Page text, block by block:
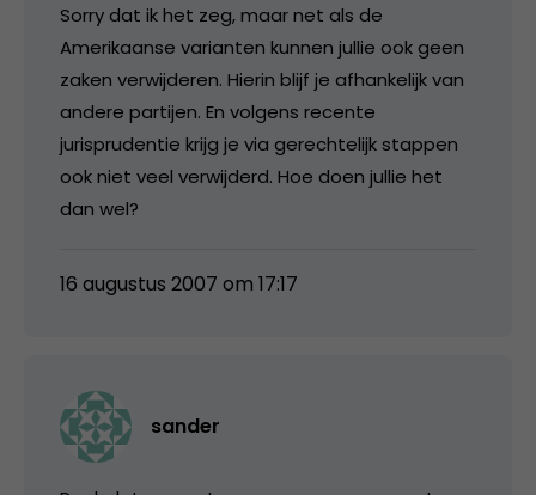
Sorry dat ik het zeg, maar net als de
Amerikaanse varianten kunnen jullie ook geen
zaken verwijderen. Hierin blijf je afhankelijk van
andere partijen. En volgens recente
jurisprudentie krijg je via gerechtelijk stappen
ook niet veel verwijderd. Hoe doen jullie het
dan wel?
16 augustus 2007 om 17:17
sander